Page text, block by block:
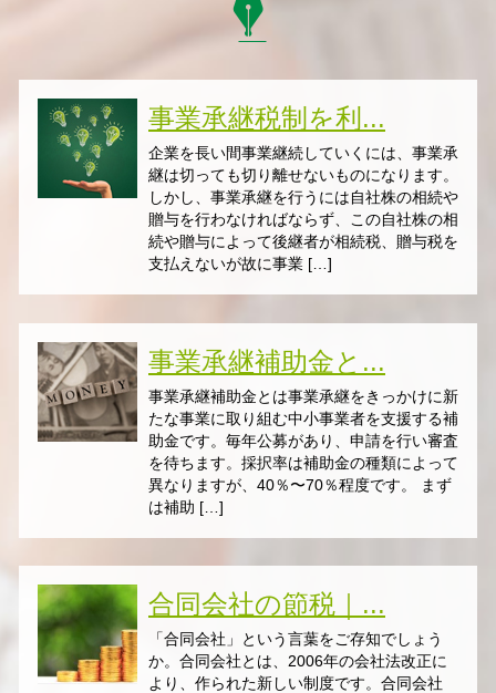
事業承継税制を利...
企業を長い間事業継続していくには、事業承
継は切っても切り離せないものになります。
しかし、事業承継を行うには自社株の相続や
贈与を行わなければならず、この自社株の相
続や贈与によって後継者が相続税、贈与税を
支払えないが故に事業 […]
事業承継補助金と...
事業承継補助金とは事業承継をきっかけに新
たな事業に取り組む中小事業者を支援する補
助金です。毎年公募があり、申請を行い審査
を待ちます。採択率は補助金の種類によって
異なりますが、40％〜70％程度です。 まず
は補助 […]
合同会社の節税｜...
「合同会社」という言葉をご存知でしょう
か。合同会社とは、2006年の会社法改正に
より、作られた新しい制度です。合同会社